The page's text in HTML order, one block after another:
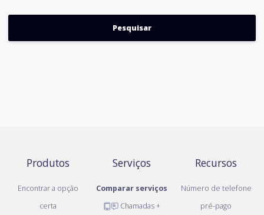
Produtos
Encontrar a opção
certa
Serviços
Comparar serviços
Chamadas +
Recursos
Número de telefone
pré-pago